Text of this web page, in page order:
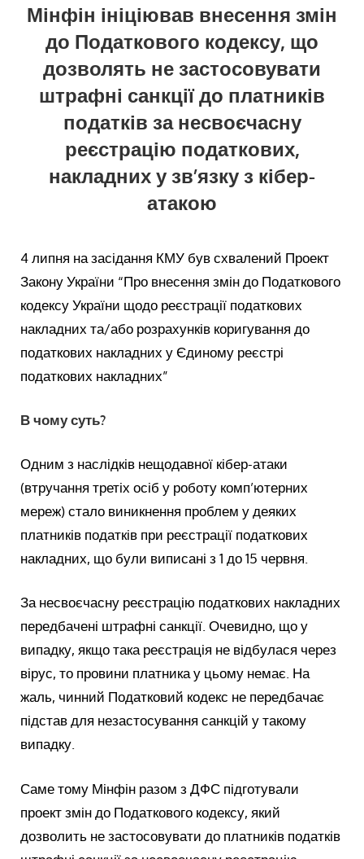
Мінфін ініціював внесення змін
до Податкового кодексу, що
дозволять не застосовувати
штрафні санкції до платників
податків за несвоєчасну
реєстрацію податкових,
накладних у зв’язку з кібер-
атакою
4 липня на засідання КМУ був схвалений Проект
Закону України “Про внесення змін до Податкового
кодексу України щодо реєстрації податкових
накладних та/або розрахунків коригування до
податкових накладних у Єдиному реєстрі
податкових накладних”
В чому суть?
Одним з наслідків нещодавної кібер-атаки
(втручання третіх осіб у роботу комп’ютерних
мереж) стало виникнення проблем у деяких
платників податків при реєстрації податкових
накладних, що були виписані з 1 до 15 червня.
За несвоєчасну реєстрацію податкових накладних
передбачені штрафні санкції. Очевидно, що у
випадку, якщо така реєстрація не відбулася через
вірус, то провини платника у цьому немає. На
жаль, чинний Податковий кодекс не передбачає
підстав для незастосування санкцій у такому
випадку.
Саме тому Мінфін разом з ДФС підготували
проект змін до Податкового кодексу, який
дозволить не застосовувати до платників податків